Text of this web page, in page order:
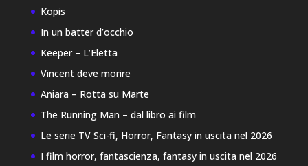
Kopis
In un batter d’occhio
Keeper – L’Eletta
Vincent deve morire
Aniara – Rotta su Marte
The Running Man – dal libro ai film
Le serie TV Sci-fi, Horror, Fantasy in uscita nel 2026
I film horror, fantascienza, fantasy in uscita nel 2026